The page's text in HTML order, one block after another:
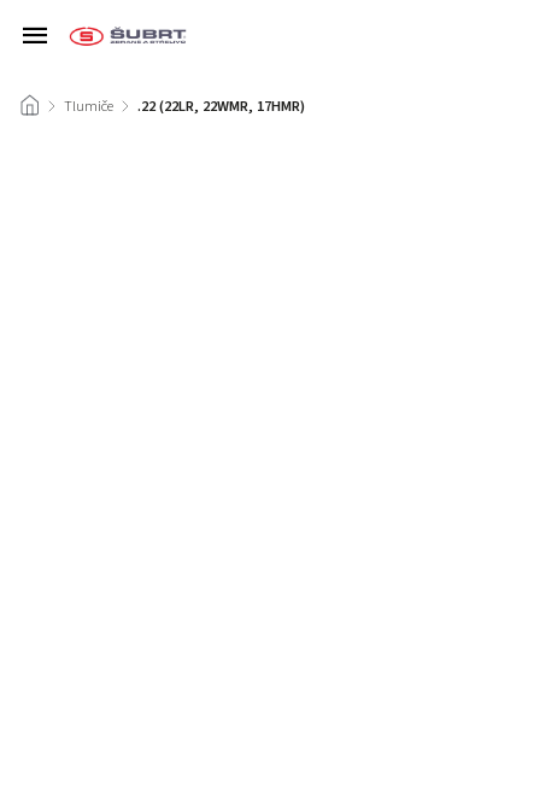
/ Tlumiče / .22 (22LR, 22WMR, 17HMR)